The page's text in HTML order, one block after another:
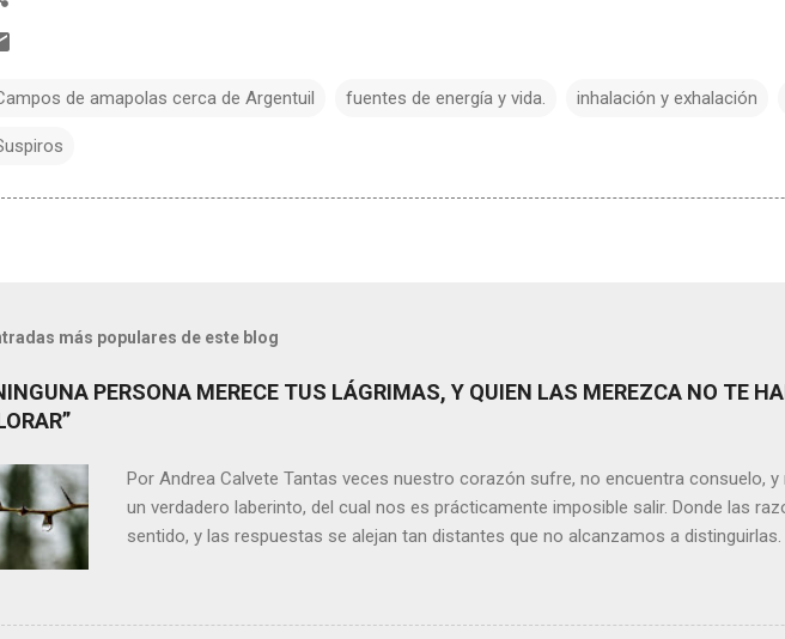
de amapolas cerca de Argentuil fuentes de energía y vida. inhalación y exhalación
más populares de este blog
PERSONA MERECE TUS LÁGRIMAS, Y QUIEN LAS MEREZCA NO TE
Por Andrea Calvete Tantas veces nuestro corazón sufre, no encuentra consuelo,
un verdadero laberinto, del cual nos es prácticamente imposible salir. Donde las
sentido, y las respuestas se alejan tan distantes que no alcanzamos a distinguirlas.
conteste rápidamente que sí a esta pregunta. Por otra parte, si nos ponemos a
momento de la vida todos hemos sufrido por causa de una persona. Entonces